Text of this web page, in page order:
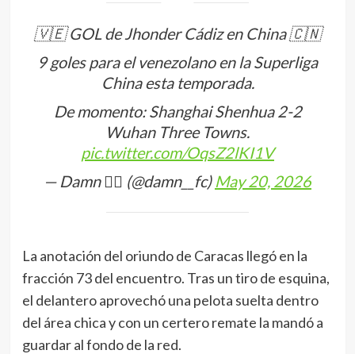
🇻🇪 GOL de Jhonder Cádiz en China 🇨🇳
9 goles para el venezolano en la Superliga
China esta temporada.
De momento: Shanghai Shenhua 2-2
Wuhan Three Towns.
pic.twitter.com/OqsZ2lKI1V
— Damn ✍🏻 (@damn__fc) May 20, 2026
La anotación del oriundo de Caracas llegó en la
fracción 73 del encuentro. Tras un tiro de esquina,
el delantero aprovechó una pelota suelta dentro
del área chica y con un certero remate la mandó a
guardar al fondo de la red.